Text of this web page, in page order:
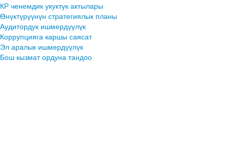
КР ченемдик укуктук актылары
Өнүктүрүүнүн стратегиялык планы
Аудитордук ишмердүүлүк
Коррупцияга каршы саясат
Эл аралык ишмердүүлүк
Бош кызмат ордуна тандоо